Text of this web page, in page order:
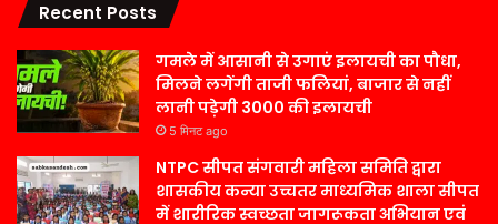
Recent Posts
गमले में आसानी से उगाएं इलायची का पौधा,
मिलने लगेंगी ताजी फलियां, बाजार से नहीं
लानी पड़ेगी 3000 की इलायची
5 मिनट ago
NTPC सीपत संगवारी महिला समिति द्वारा
शासकीय कन्या उच्चतर माध्यमिक शाला सीपत
में शारीरिक स्वच्छता जागरूकता अभियान एवं